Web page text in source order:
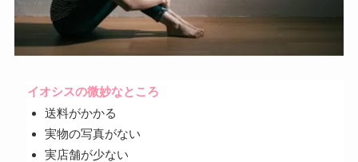
イオシスの微妙なところ
送料がかかる
実物の写真がない
実店舗が少ない